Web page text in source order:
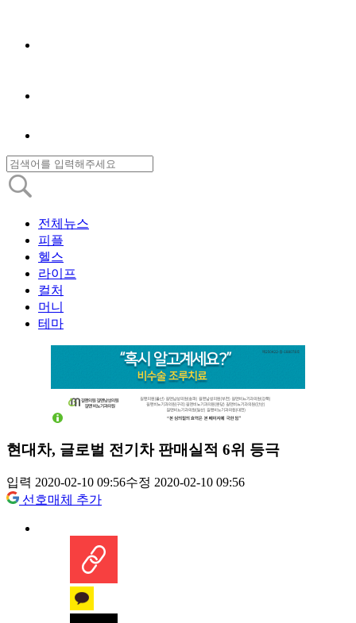
전체뉴스
피플
헬스
라이프
컬처
머니
테마
현대차, 글로벌 전기차 판매실적 6위 등극
입력 2020-02-10 09:56수정 2020-02-10 09:56
선호매체 추가